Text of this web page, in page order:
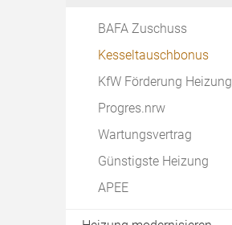
BAFA Zuschuss
Kesseltauschbonus
KfW Förderung Heizung
Progres.nrw
Wartungsvertrag
Günstigste Heizung
APEE